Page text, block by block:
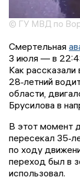
© ГУ МВД по
Смертельная
3 июля — в
Как
28‑летний
области,
Брусилова в
В этот момент
пересекал
по ходу
переход был в
использовал.